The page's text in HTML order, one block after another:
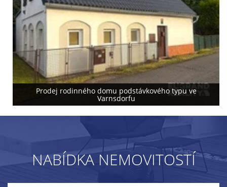
Prodej rodinného domu podstávkového typu ve
Varnsdorfu
NABÍDKA NEMOVITOSTÍ